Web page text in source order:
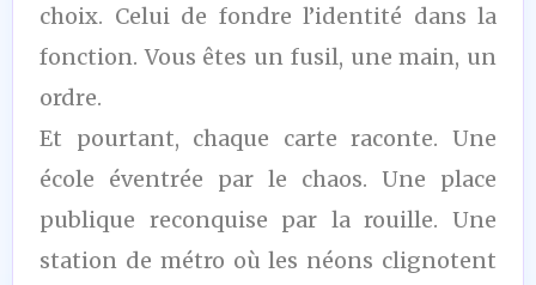
choix. Celui de fondre l’identité dans la
fonction. Vous êtes un fusil, une main, un
ordre.
Et pourtant, chaque carte raconte. Une
école éventrée par le chaos. Une place
publique reconquise par la rouille. Une
station de métro où les néons clignotent